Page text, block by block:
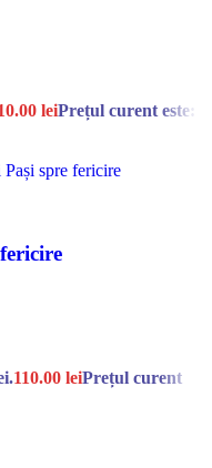
leiPrețul curent este:
110.00 leiPrețul curent